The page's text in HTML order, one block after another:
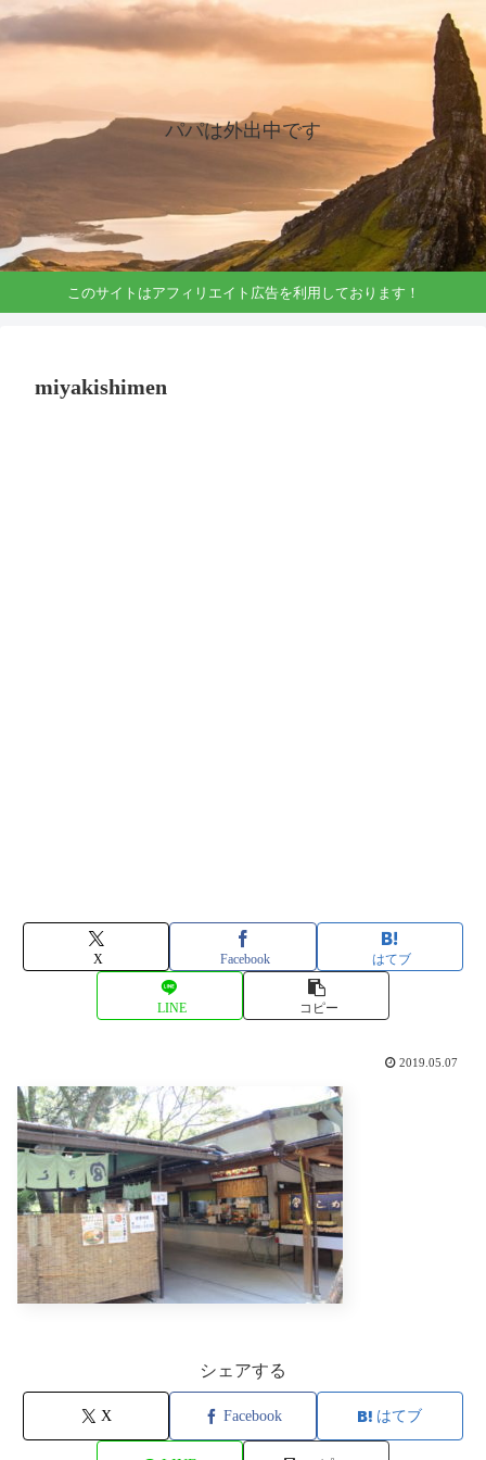
パパは外出中です
このサイトはアフィリエイト広告を利用しております！
miyakishimen
X Facebook はてブ
LINE コピー
2019.05.07
シェアする
X Facebook はてブ